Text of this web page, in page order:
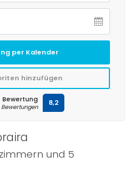
und 5
per Kalender
hinzufügen
Bewertungen 8,2